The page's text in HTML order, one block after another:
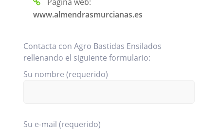
www.almendrasmurcianas.es
Contacta con Agro Bastidas Ensilados
rellenando el siguiente formulario:
Su nombre (requerido)
Su e-mail (requerido)